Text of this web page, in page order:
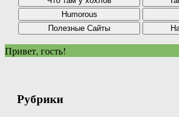
Привет, гость!
Рубрики